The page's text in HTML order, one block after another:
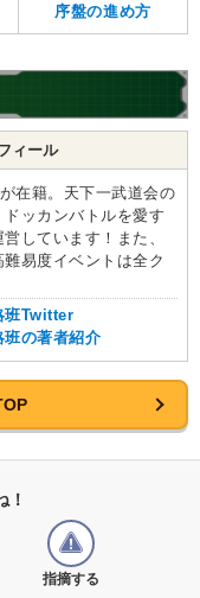
序盤の進め方
ィール
在籍。天下一武道会の
ッカンバトルを愛す
しています！また、
易度イベントは全ク
班Twitter
の著者紹介
！
指摘する